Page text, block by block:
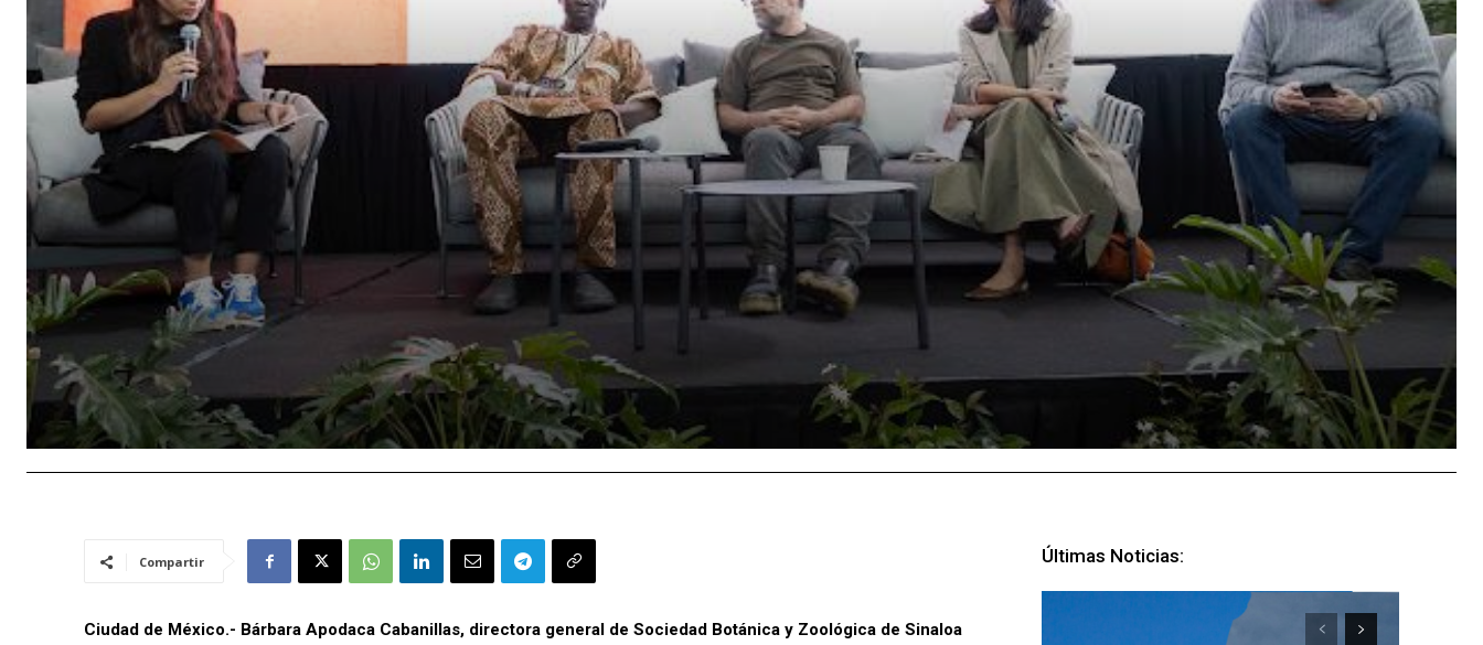
Compartir
Ciudad de México.- Bárbara Apodaca Cabanillas, directora general de Sociedad Botánica y Zoológica de Sinaloa
Últimas Noticias: